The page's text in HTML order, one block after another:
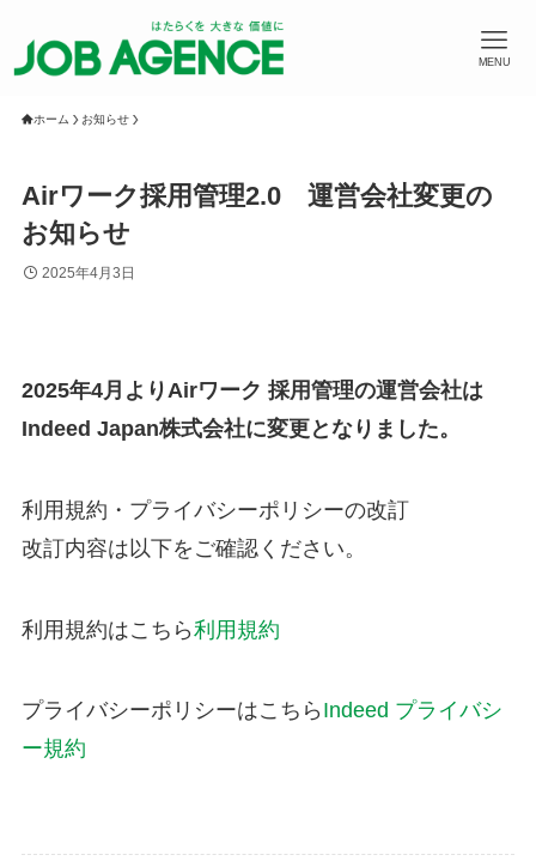
MENU
ホーム お知らせ
Airワーク採用管理2.0 運営会社変更の
お知らせ
2025年4月3日
2025年4月よりAirワーク 採用管理の運営会社は
Indeed Japan株式会社に変更となりました。
利用規約・プライバシーポリシーの改訂
改訂内容は以下をご確認ください。
利用規約はこちら利用規約
プライバシーポリシーはこちら Indeed プライバシ
ー規約